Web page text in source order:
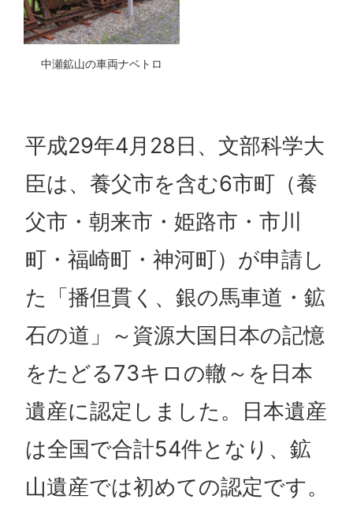
中瀬鉱山の車両ナベトロ
平成29年4月28日、文部科学大
臣は、養父市を含む6市町（養
父市・朝来市・姫路市・市川
町・福崎町・神河町）が申請し
た「播但貫く、銀の馬車道・鉱
石の道」～資源大国日本の記憶
をたどる73キロの轍～を日本
遺産に認定しました。日本遺産
は全国で合計54件となり、鉱
山遺産では初めての認定です。